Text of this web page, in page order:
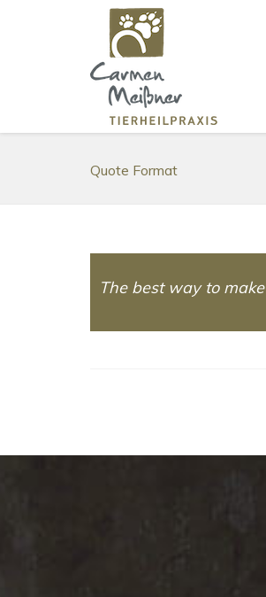
Quote Format
The best way to